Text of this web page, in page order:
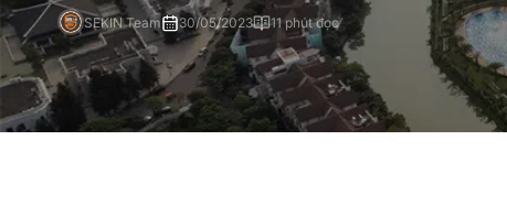
SEKIN Team 30/05/2023 11 phút đọc